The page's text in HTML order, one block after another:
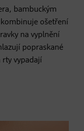
bambuckým
ošetření
na vyplnění
popraskané
rty vypadají